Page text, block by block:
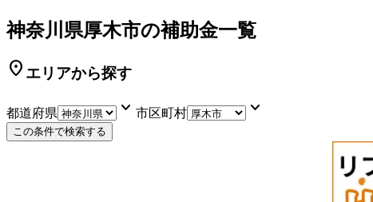
神奈川県厚木市の補助金一覧
location_on エリアから探す
都道府県 keyboard_arrow_down 市区町村 keyboard_arrow_down
この条件で検索する